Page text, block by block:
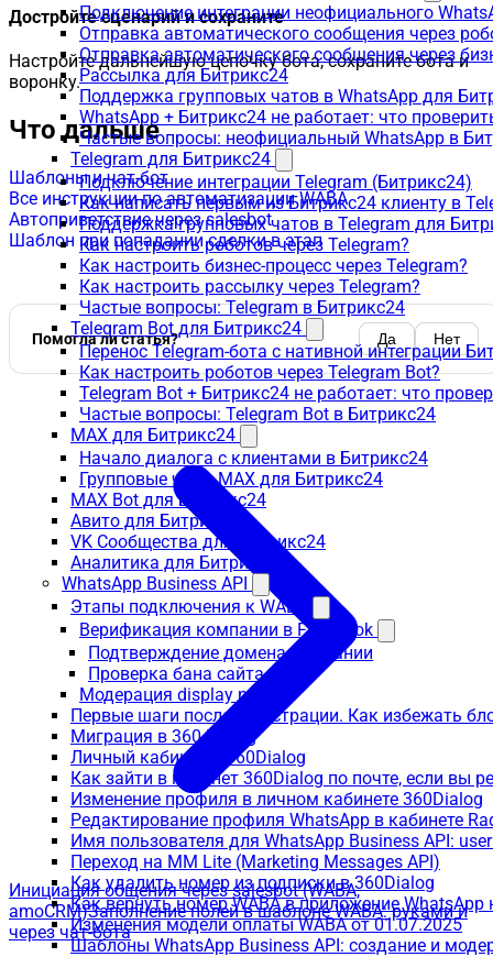
Подключение интеграции неофициального
Отправка автоматического сообщения через
Отправка автоматического сообщения через
Рассылка для Битрикс24
Поддержка групповых чатов в WhatsApp для
WhatsApp + Битрикс24 не работает: что
Частые вопросы: неофициальный WhatsApp в
Telegram для Битрикс24
Подключение интеграции Telegram (Битрикс24)
Как написать первым из Битрикс24 клиенту в
Поддержка групповых чатов в Telegram для
Как настроить роботов через Telegram?
Как настроить бизнес-процесс через Telegram?
Как настроить рассылку через Telegram?
Частые вопросы: Telegram в Битрикс24
Telegram Bot для Битрикс24
Перенос Telegram-бота с нативной интеграции
Как настроить роботов через Telegram Bot?
Telegram Bot + Битрикс24 не работает: что
Частые вопросы: Telegram Bot в Битрикс24
MAX для Битрикс24
Начало диалога с клиентами в Битрикс24
Групповые чаты MAX для Битрикс24
MAX Bot для Битрикс24
Авито для Битрикс24
VK Сообщества для Битрикс24
Аналитика для Битрикс24
WhatsApp Business API
Этапы подключения к WABA
Верификация компании в Facebook
Подтверждение домена компании
Проверка бана сайта в FB
Модерация display name
Первые шаги после регистрации. Как избежать
Миграция в 360 Dialog
Личный кабинет в 360Dialog
Как зайти в кабинет 360Dialog по почте, если вы
Изменение профиля в личном кабинете 360Dialog
Редактирование профиля WhatsApp в кабинете
Имя пользователя для WhatsApp Business API:
Переход на MM Lite (Marketing Messages API)
Как удалить номер из подписки в 360Dialog
Как вернуть номер WABA в приложение WhatsApp
Изменения модели оплаты WABA от 01.07.2025
Шаблоны WhatsApp Business API: создание и
Достройте сценарий и сохраните
Настройте дальнейшую цепочку бота, сохраните бота и
воронку.
Что дальше
Шаблоны и чат-бот
Все инструкции по автоматизации WABA
Автоприветствие через salesbot
Шаблон при попадании сделки в этап
Помогла ли статья? Да Нет
Инициация общения через salesbot (WABA,
amoCRM)Заполнение полей в шаблоне WABA: руками и
через чат-бота